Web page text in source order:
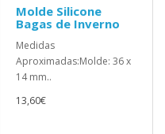
Molde Silicone
Bagas de Inverno
Medidas
Aproximadas:Molde: 36 x
14 mm..
13,60€